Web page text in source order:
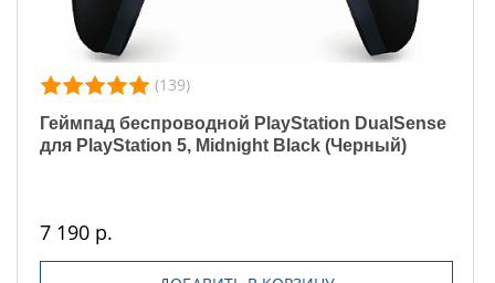
(139)
Геймпад беспроводной PlayStation DualSense
для PlayStation 5, Midnight Black (Черный)
7 190 р.